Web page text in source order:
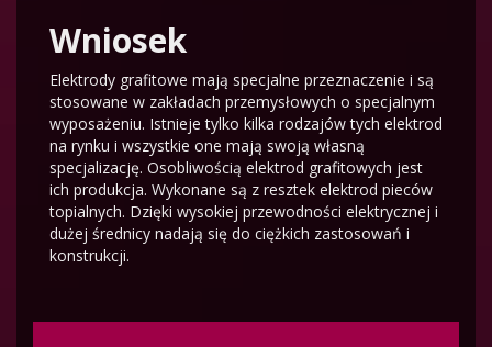
Wniosek
Elektrody grafitowe mają specjalne przeznaczenie i są
stosowane w zakładach przemysłowych o specjalnym
wyposażeniu. Istnieje tylko kilka rodzajów tych elektrod
na rynku i wszystkie one mają swoją własną
specjalizację. Osobliwością elektrod grafitowych jest
ich produkcja. Wykonane są z resztek elektrod pieców
topialnych. Dzięki wysokiej przewodności elektrycznej i
dużej średnicy nadają się do ciężkich zastosowań i
konstrukcji.